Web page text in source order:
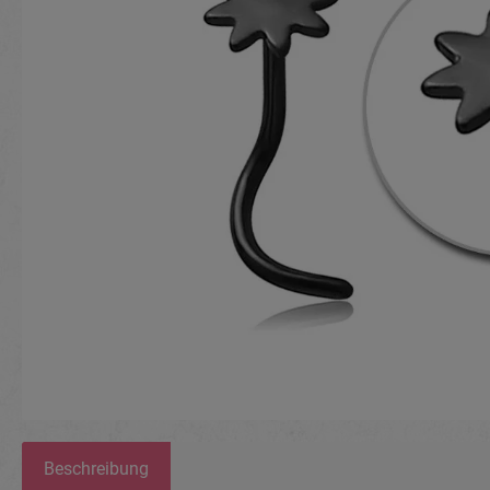
Beschreibung